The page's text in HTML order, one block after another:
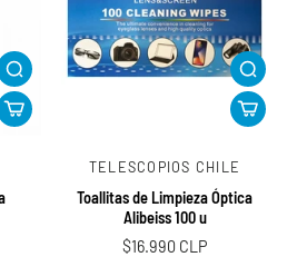
TELESCOPIOS CHILE
Toallitas de Limpieza Óptica
Alibeiss 100 u
$16.990 CLP